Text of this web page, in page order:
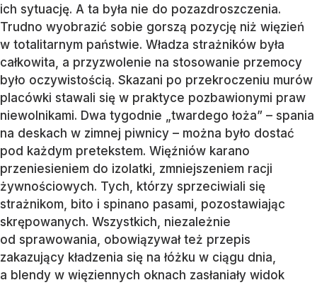
ich sytuację. A ta była nie do pozazdroszczenia.
Trudno wyobrazić sobie gorszą pozycję niż więzień
w totalitarnym państwie. Władza strażników była
całkowita, a przyzwolenie na stosowanie przemocy
było oczywistością. Skazani po przekroczeniu murów
placówki stawali się w praktyce pozbawionymi praw
niewolnikami. Dwa tygodnie „twardego łoża” – spania
na deskach w zimnej piwnicy – można było dostać
pod każdym pretekstem. Więźniów karano
przeniesieniem do izolatki, zmniejszeniem racji
żywnościowych. Tych, którzy sprzeciwiali się
strażnikom, bito i spinano pasami, pozostawiając
skrępowanych. Wszystkich, niezależnie
od sprawowania, obowiązywał też przepis
zakazujący kładzenia się na łóżku w ciągu dnia,
a blendy w więziennych oknach zasłaniały widok